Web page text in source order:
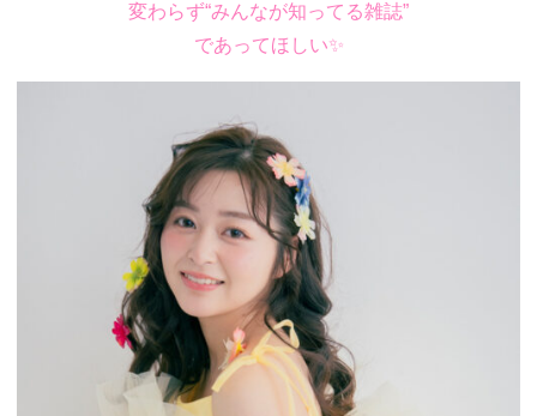
変わらず“みんなが知ってる雑誌”
であってほしい✨